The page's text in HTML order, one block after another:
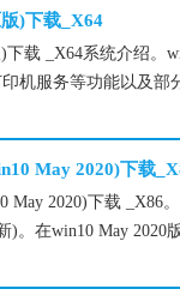
)下载_X64
载 _X64系统介绍。
机服务等功能以及部
May 2020)下载
2020)下载 _X86
)。在win10 May